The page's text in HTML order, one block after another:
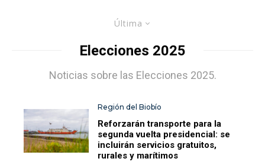
Última
Elecciones 2025
Noticias sobre las Elecciones 2025.
Región del Biobío
Reforzarán transporte para la
segunda vuelta presidencial: se
incluirán servicios gratuitos,
rurales y marítimos